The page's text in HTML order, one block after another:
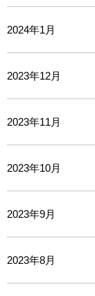
2024年1月
2023年12月
2023年11月
2023年10月
2023年9月
2023年8月